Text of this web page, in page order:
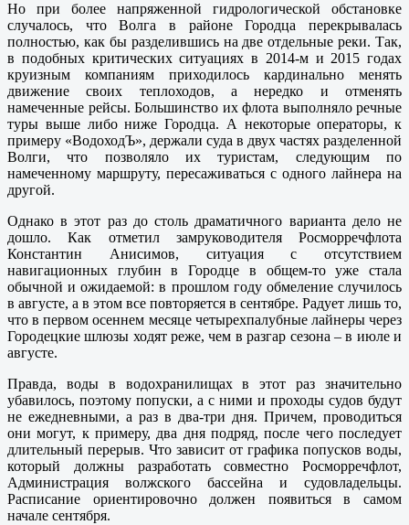
Но при более напряженной гидрологической обстановке
случалось, что Волга в районе Городца перекрывалась
полностью, как бы разделившись на две отдельные реки. Так,
в подобных критических ситуациях в 2014-м и 2015 годах
круизным компаниям приходилось кардинально менять
движение своих теплоходов, а нередко и отменять
намеченные рейсы. Большинство их флота выполняло речные
туры выше либо ниже Городца. А некоторые операторы, к
примеру «ВодоходЪ», держали суда в двух частях разделенной
Волги, что позволяло их туристам, следующим по
намеченному маршруту, пересаживаться с одного лайнера на
другой.
Однако в этот раз до столь драматичного варианта дело не
дошло. Как отметил замруководителя Росморречфлота
Константин Анисимов, ситуация с отсутствием
навигационных глубин в Городце в общем-то уже стала
обычной и ожидаемой: в прошлом году обмеление случилось
в августе, а в этом все повторяется в сентябре. Радует лишь то,
что в первом осеннем месяце четырехпалубные лайнеры через
Городецкие шлюзы ходят реже, чем в разгар сезона – в июле и
августе.
Правда, воды в водохранилищах в этот раз значительно
убавилось, поэтому попуски, а с ними и проходы судов будут
не ежедневными, а раз в два-три дня. Причем, проводиться
они могут, к примеру, два дня подряд, после чего последует
длительный перерыв. Что зависит от графика попусков воды,
который должны разработать совместно Росморречфлот,
Администрация волжского бассейна и судовладельцы.
Расписание ориентировочно должен появиться в самом
начале сентября.